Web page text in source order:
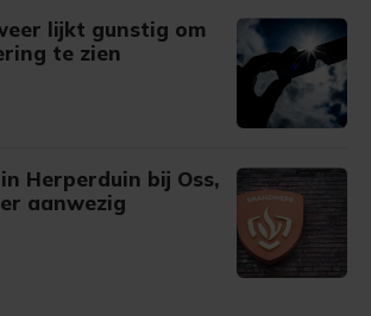
lijkt gunstig om
te zien
Herperduin bij Oss,
aanwezig